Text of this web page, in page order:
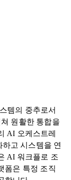
템의 중추로서
원활한 통합을
AI 오케스트레
고 시스템을 연
AI 워크플로 조
폼은 특정 조직